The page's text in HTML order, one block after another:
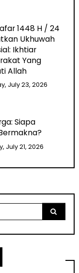
1448 H / 24
Ukhuwah
Ikhtiar
Yang
Allah
July 23, 2026
Siapa
July 21, 2026